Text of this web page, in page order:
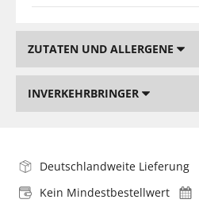
ZUTATEN UND ALLERGENE
INVERKEHRBRINGER
Deutschlandweite Lieferung
Kein Mindestbestellwert